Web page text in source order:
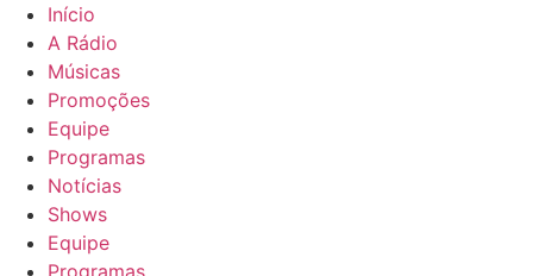
Início
A Rádio
Músicas
Promoções
Equipe
Programas
Notícias
Shows
Equipe
Programas